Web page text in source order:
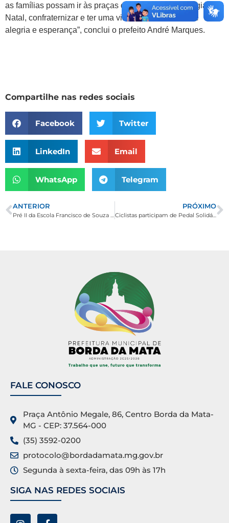
as famílias possam ir às praças da cidade viver a magia do
Natal, confraternizar e ter uma virada de ano cheia de
alegria e esperança”, conclui o prefeito André Marques.
Compartilhe nas redes sociais
Facebook Twitter
LinkedIn Email
WhatsApp Telegram
ANTERIOR
Pré II da Escola Francisco de Souza Costa vai ao cinema com dinheiro de economia durante o ano
PRÓXIMO
Ciclistas participam de Pedal Solidário em Borda da Mata
FALE CONOSCO
Praça Antônio Megale, 86, Centro Borda da Mata-
MG - CEP: 37.564-000
(35) 3592-0200
protocolo@bordadamata.mg.gov.br
Segunda à sexta-feira, das 09h às 17h
SIGA NAS REDES SOCIAIS